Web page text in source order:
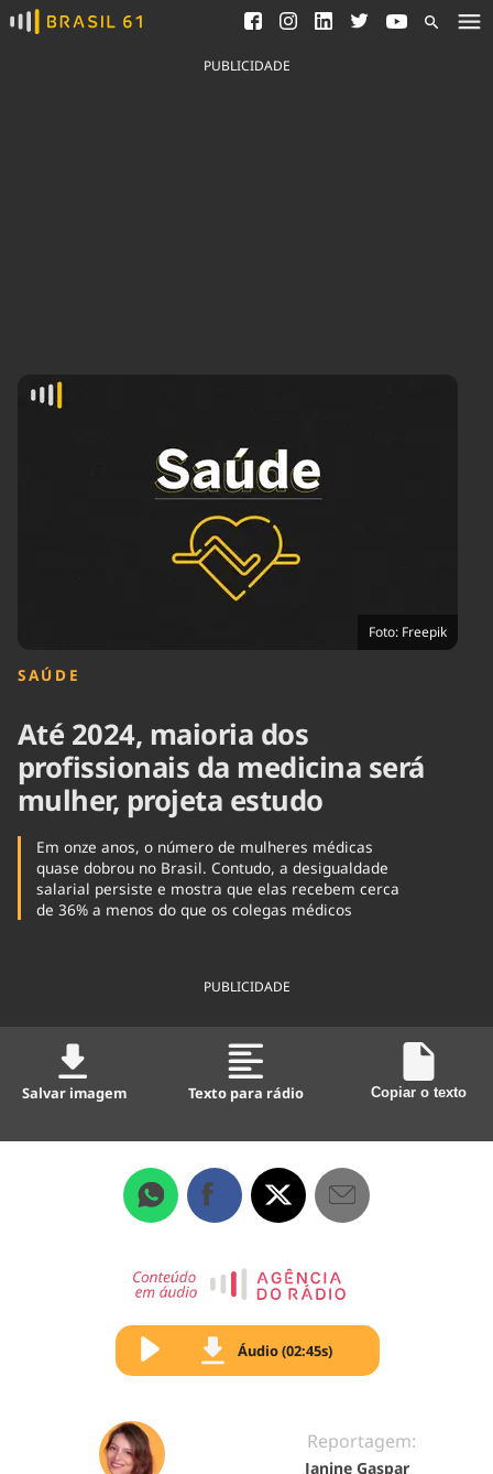
Ver todas as notícias
Saneamento
Indicadores
Agronegócios
Economia
Educação
Infraestrutura
Internacional
Política
Saúde
Tempo
PUBLICIDADE
Foto: Freepik
SAÚDE
Até 2024, maioria dos
profissionais da medicina será
mulher, projeta estudo
Em onze anos, o número de mulheres médicas
quase dobrou no Brasil. Contudo, a desigualdade
salarial persiste e mostra que elas recebem cerca
de 36% a menos do que os colegas médicos
PUBLICIDADE
Salvar imagem Texto para rádio Copiar o texto
Áudio (02:45s)
Reportagem:
Janine Gaspar